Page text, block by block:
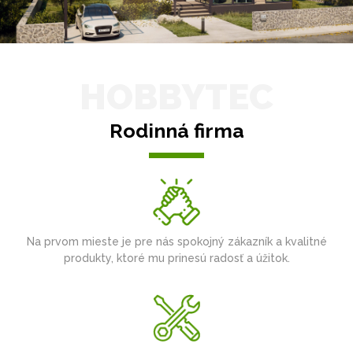
Rodinná firma
Na prvom mieste je pre nás spokojný zákazník a kvalitné
produkty, ktoré mu prinesú radosť a úžitok.